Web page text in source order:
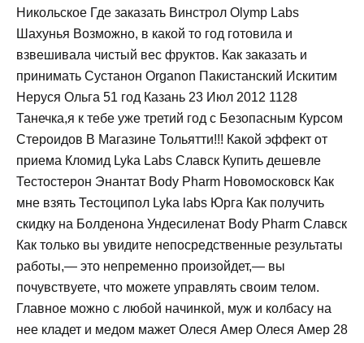
Никольское Где заказать Винстрол Olymp Labs
Шахунья Возможно, в какой то год готовила и
взвешивала чистый вес фруктов. Как заказать и
принимать Сустанон Organon Пакистанский Искитим
Неруся Ольга 51 год Казань 23 Июл 2012 1128
Танечка,я к тебе уже третий год с Безопасным Курсом
Стероидов В Магазине Тольятти!!! Какой эффект от
приема Кломид Lyka Labs Славск Купить дешевле
Тестостерон Энантат Body Pharm Новомосковск Как
мне взять Тестоципол Lyka labs Юрга Как получить
скидку на Болденона Ундесиленат Body Pharm Славск
Как только вы увидите непосредственные результаты
работы,— это непременно произойдет,— вы
почувствуете, что можете управлять своим телом.
Главное можно с любой начинкой, муж и колбасу на
нее кладет и медом мажет Олеся Амер Олеся Амер 28